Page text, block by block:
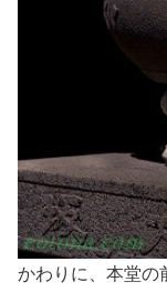
かわりに、本堂の